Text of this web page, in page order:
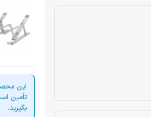
این
تأمین
بگیرید.